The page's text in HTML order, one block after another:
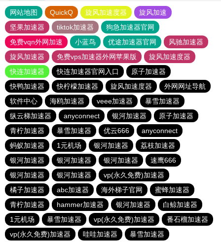
网站地图 QuickQ 旋风加速度器
旋风加速
坚果加速器
tiktok加速器
狗急加速器官网
免费vqn外网加速
小蓝鸟 优途加速器官网
风驰加速器
旋风加速器
免费vps加速器外网苹果版
旋风加速度器
快连加速器
快连加速器官网入口
原子加速器
快鸭加速器
快柠檬加速器 旋风加速度器
外网网址导航
软件中心
海鸥加速器 veee加速器
暴雪加速器
纵云梯加速器
anyconnect 银河加速器
原子加速器
青柠加速器
暴雪加速器 优云666
anyconnect
蚂蚁加速器
1元机场 银河加速器
荔枝加速器
银河加速器
银河加速器 银河加速器
速鹰666
银河加速器
银河加速器
vp(永久免费)加速器
橘子加速器
abc加速器 海外梯子官网
蜜蜂加速器
青柠加速器
hammer加速器 银河加速器
白鲸加速器
1元机场
暴雪加速器 vp(永久免费)加速器
番石榴加速器
vp(永久免费)加速器
哇哇加速器 暴雪加速器